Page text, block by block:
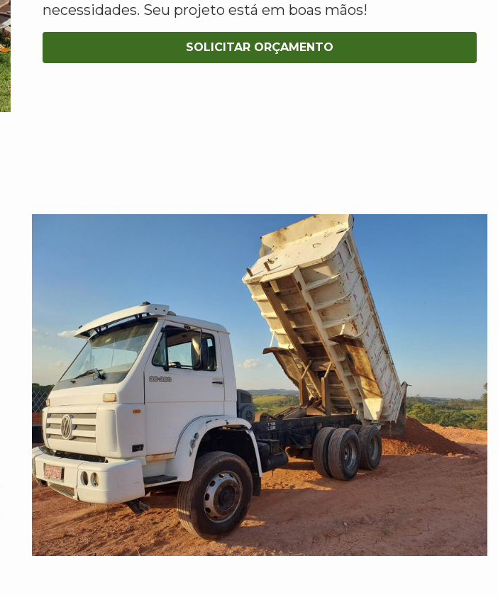
necessidades. Seu projeto está em boas mãos!
SOLICITAR ORÇAMENTO